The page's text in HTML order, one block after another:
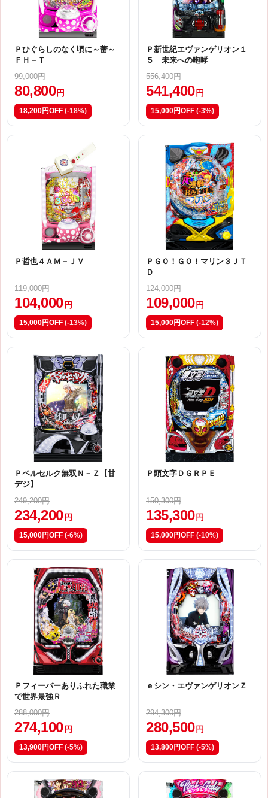
Ｐひぐらしのなく頃に～蕾～
ＦＨ－Ｔ
99,000円
80,800 円
18,200円OFF (-18%)
Ｐ新世紀エヴァンゲリオン１
５ 未来への咆哮
556,400円
541,400 円
15,000円OFF (-3%)
Ｐ哲也４ＡＭ－ＪＶ
119,000円
104,000 円
15,000円OFF (-13%)
ＰＧＯ！ＧＯ！マリン３ＪＴ
Ｄ
124,000円
109,000 円
15,000円OFF (-12%)
Ｐベルセルク無双Ｎ－Ｚ【甘
デジ】
249,200円
234,200 円
15,000円OFF (-6%)
Ｐ頭文字ＤＧＲＰＥ
150,300円
135,300 円
15,000円OFF (-10%)
Ｐフィーバーありふれた職業
で世界最強Ｒ
288,000円
274,100 円
13,900円OFF (-5%)
ｅシン・エヴァンゲリオンＺ
294,300円
280,500 円
13,800円OFF (-5%)